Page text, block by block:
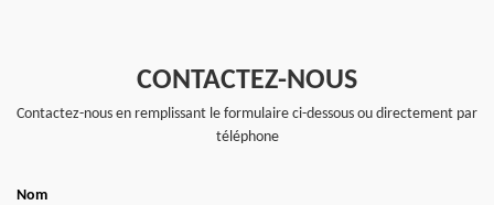
CONTACTEZ-NOUS
Contactez-nous en remplissant le formulaire ci-dessous ou directement par
téléphone
Nom